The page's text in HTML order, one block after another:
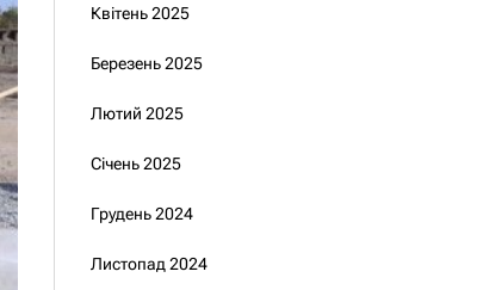
Квітень 2025
Березень 2025
Лютий 2025
Січень 2025
Грудень 2024
Листопад 2024